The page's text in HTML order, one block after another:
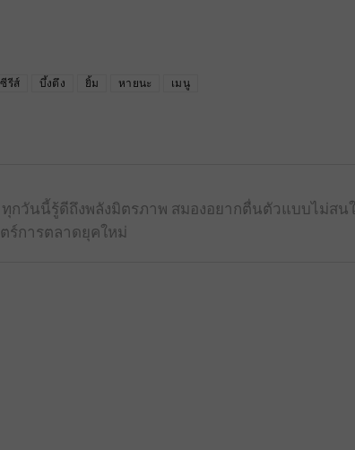
ซีรีส์ บึ้งตึง ยิ้ม หายนะ เมนู
กวันนี้รู้ดีถึงพลังมิตรภาพ สมองอยากตื่นตัวแบบไม่สน
ร์การตลาดยุคใหม่